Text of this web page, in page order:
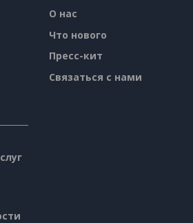
О нас
Что нового
Пресс-кит
Связаться с нами